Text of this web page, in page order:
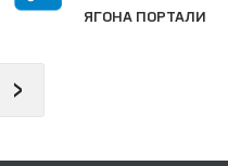
ЯГОНА ПОРТАЛИ
›